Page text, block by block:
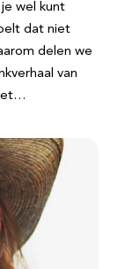
wel kunt
dat niet
delen we
van